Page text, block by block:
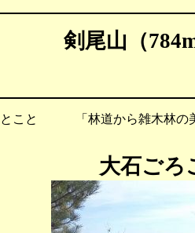
剣尾山（
こと 「林道から雑木林の美
大石ごろ